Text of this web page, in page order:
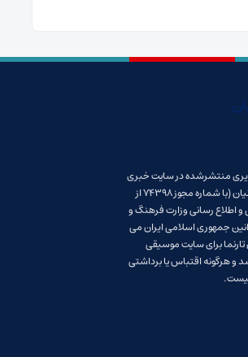
منتشرشده در سایت خبری
و تحلیلی موسیقی ایرانیان (با شماره مجوز 74398 از
و اطلاع رسانی وزارت فرهنگ و
جمهوری اسلامی ایران می
برای سایت موسیقی
و هرگونه اقتباس یا برداشتی